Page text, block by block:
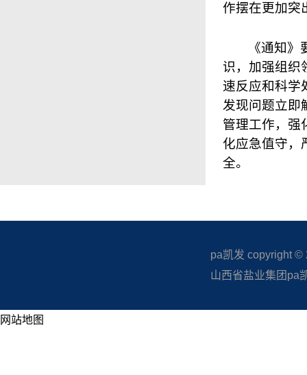
作摆在更加突
《通知
识，加强组织
速反应和科学
发现问题立即
管理工作，强
化应急值守，
全。
pa凯发 copyright ©
山西省盐业集团pa
网站地图